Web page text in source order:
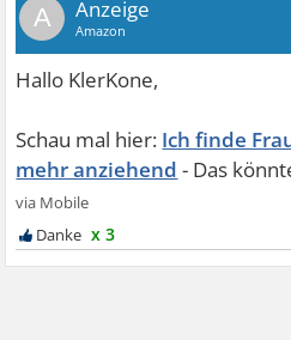
A
Ich finde
mehr anziehend
x 3